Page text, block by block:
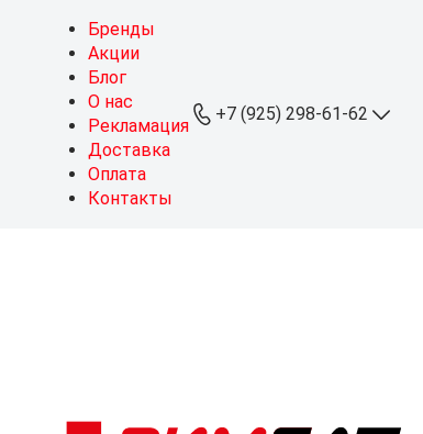
Бренды
Акции
Блог
О нас
Рекламация
Доставка
Оплата
Контакты
+7 (925) 298-61-62